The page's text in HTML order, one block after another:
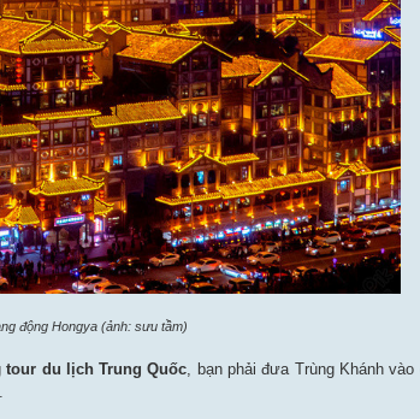
động Hongya (ảnh: sưu tầm)
tour du lịch Trung Quốc , bạn phải đưa Trùng Khánh